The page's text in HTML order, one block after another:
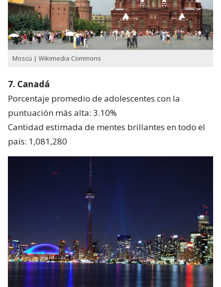
Moscú | Wikimedia Commons
7. Canadá
Porcentaje promedio de adolescentes con la
puntuación más alta: 3.10%
Cantidad estimada de mentes brillantes en todo el
país: 1,081,280